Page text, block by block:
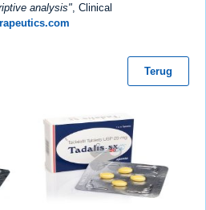
analysis", Clinical
Terug